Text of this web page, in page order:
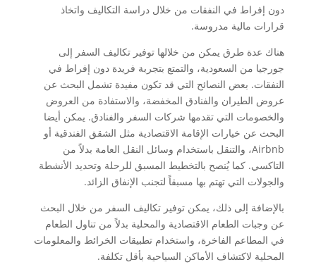
دون إفراط في النفقات من خلال دراسة التكاليف واتخاذ
قرارات مالية مدروسة.
هناك عدة طرق يمكن من خلالها توفير تكاليف السفر إلى
جورجيا من السعودية، والتمتع بتجربة فريدة دون إفراط في
النفقات. بعض النصائح التي قد تكون مفيدة تشمل البحث عن
عروض الطيران والفنادق المخفضة، والاستفادة من العروض
والخصومات التي تقدمها شركات السفر والفنادق. يمكن أيضا
البحث عن خيارات الإقامة الاقتصادية مثل الشقق الفندقية أو
Airbnb، والتنقل باستخدام وسائل النقل العامة بدلاً من
التاكسي. كما يُنصح بالتخطيط المسبق للرحلة وتحديد الأنشطة
والجولات التي تهتم بها مسبقاً لتجنب الإنفاق الزائد.
بالإضافة إلى ذلك، يمكن توفير تكاليف السفر من خلال البحث
عن وجبات الطعام الاقتصادية والمحلية بدلاً من تناول الطعام
في المطاعم الفاخرة، واستخدام تطبيقات الخرائط والمعلومات
المحلية لاكتشاف الأماكن السياحية بأقل تكلفة.